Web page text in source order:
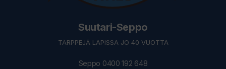
Suutari-Seppo
TÄRPPEJÄ LAPISSA JO 40 VUOTTA
Seppo 0400 192 648